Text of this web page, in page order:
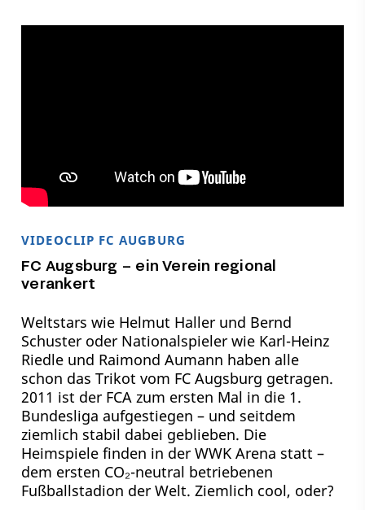
VIDEOCLIP FC AUGBURG
FC Augsburg – ein Verein regional
verankert
Weltstars wie Helmut Haller und Bernd
Schuster oder Nationalspieler wie Karl-Heinz
Riedle und Raimond Aumann haben alle
schon das Trikot vom FC Augsburg getragen.
2011 ist der FCA zum ersten Mal in die 1.
Bundesliga aufgestiegen – und seitdem
ziemlich stabil dabei geblieben. Die
Heimspiele finden in der WWK Arena statt –
dem ersten CO₂-neutral betriebenen
Fußballstadion der Welt. Ziemlich cool, oder?